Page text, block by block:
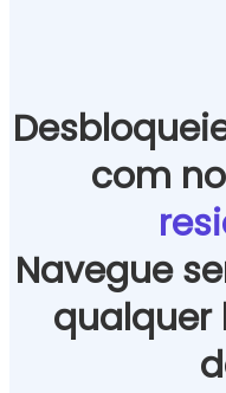
com
Navegue
qualquer